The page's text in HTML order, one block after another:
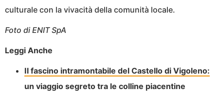
culturale con la vivacità della comunità locale.
Foto di ENIT SpA
Leggi Anche
Il fascino intramontabile del Castello di Vigoleno:
un viaggio segreto tra le colline piacentine